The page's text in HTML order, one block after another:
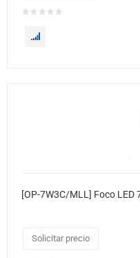
[OP-7W3C/MLL] Foco LED
Solicitar precio